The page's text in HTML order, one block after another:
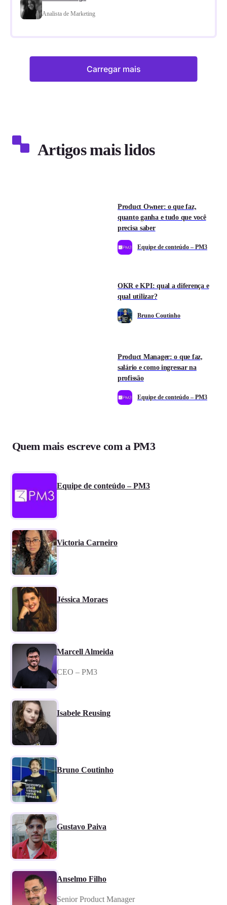
Analista de Marketing
Carregar mais
Artigos mais lidos
Product Owner: o que faz,
quanto ganha e tudo que você
precisa saber
Equipe de conteúdo – PM3
OKR e KPI: qual a diferença e
qual utilizar?
Bruno Coutinho
Product Manager: o que faz,
salário e como ingressar na
profissão
Equipe de conteúdo – PM3
Quem mais escreve com a PM3
Equipe de conteúdo – PM3
Victoria Carneiro
Jéssica Moraes
Marcell Almeida
CEO – PM3
Isabele Reusing
Bruno Coutinho
Gustavo Paiva
Anselmo Filho
Senior Product Manager